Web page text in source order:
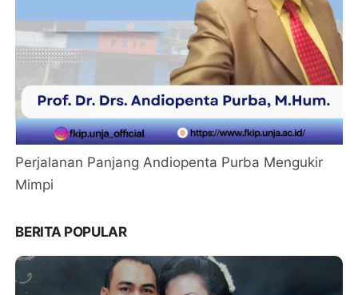
Perjalanan Panjang Andiopenta Purba Mengukir
Mimpi
BERITA POPULAR